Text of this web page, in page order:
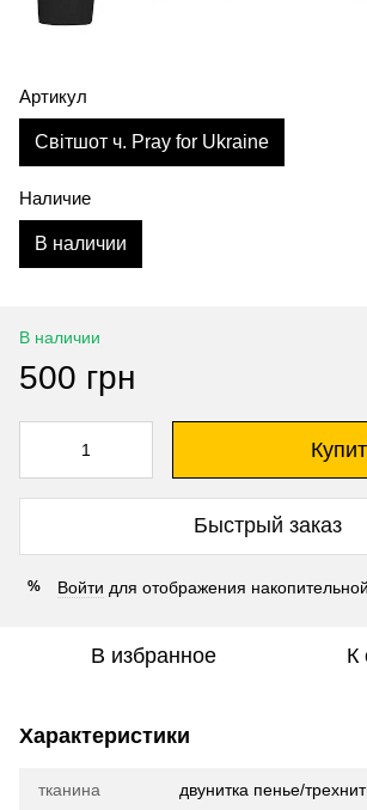
Артикул
Світшот ч. Pray for Ukraine
Наличие
В наличии
В наличии
500 грн
Быстрый заказ
% Войти для отображения
В избранное К
Характеристики
тканина двунитка пенье/